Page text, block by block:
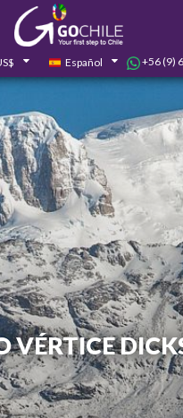
Español +56 (9)
VÉRTICE